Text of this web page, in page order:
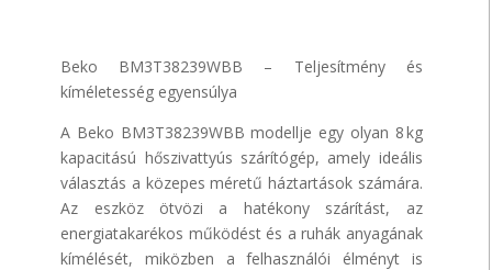
Beko BM3T38239WBB – Teljesítmény és
kíméletesség egyensúlya
A Beko BM3T38239WBB modellje egy olyan 8 kg
kapacitású hőszivattyús szárítógép, amely ideális
választás a közepes méretű háztartások számára.
Az eszköz ötvözi a hatékony szárítást, az
energiatakarékos működést és a ruhák anyagának
kímélését, miközben a felhasználói élményt is